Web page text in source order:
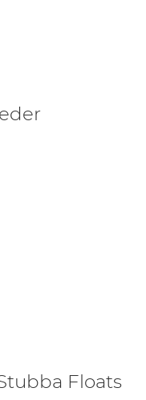
Floats